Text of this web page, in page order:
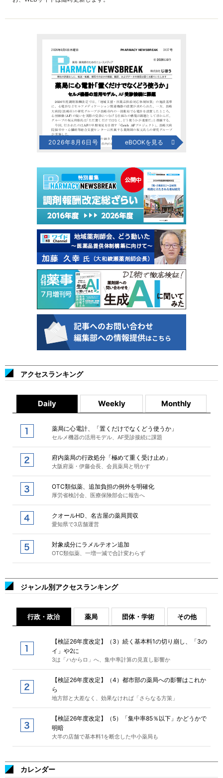
2026年8月6日号 eBOOKを見る
アクセスランキング
Daily Weekly Monthly
薬局に心電計、「置くだけでなくどう使うか」
セルメ機器の活用モデル、AF受診接続に課題
府内薬局の行政処分「極めて重く受け止め」
大阪府薬・伊藤会長、会員薬局と明かす
OTC類似薬、追加負担の例外を明確化
厚労省検討会、医療保険部会に報告へ
クオールHD、名古屋の薬局買収
愛知県で3店舗運営
対象成分にラメルテオン追加
OTC類似薬、一増一減で合計変わらず
ジャンル別アクセスランキング
行政・政治 薬局 団体・学術 その他
【検証26年度改定】（3）続く基本料1の切り崩し、「3の
イ」や2に
3は「ハからロ」へ、集中率計算の見直し影響か
【検証26年度改定】（4）都市部の薬局への影響はこれか
ら
地方部と大差なく、効果なければ「さらなる方策」
【検証26年度改定】（5）「集中率85％以下」かどうかで
明暗
大半の店舗で基本料1を断念した中小薬局も
カレンダー